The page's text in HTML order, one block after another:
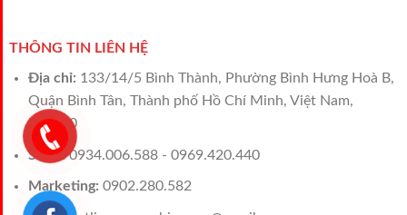
THÔNG TIN LIÊN HỆ
Địa chỉ: 133/14/5 Bình Thành, Phường Bình Hưng Hoà B,
Quận Bình Tân, Thành phố Hồ Chí Minh, Việt Nam,
700000
Sales:0934.006.588 - 0969.420.440
Marketing: 0902.280.582